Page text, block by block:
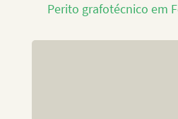
Perito grafotécnico em